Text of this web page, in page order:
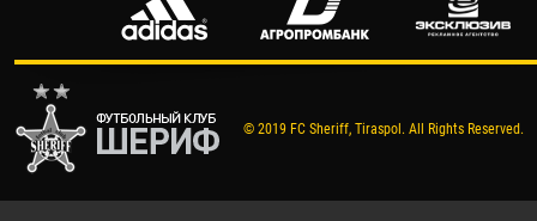
© 2019 FC Sheriff, Tiraspol. All Rights Reserved.